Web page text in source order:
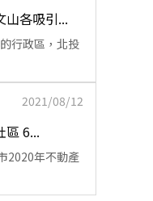
山各吸引...
行政區，北投
2021/08/12
區 6...
2020年不動產